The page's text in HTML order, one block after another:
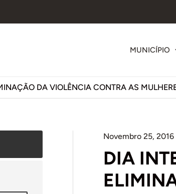
MUNICÍPIO
DA VIOLÊNCIA CONTRA AS
Novembro 25, 2016
DIA